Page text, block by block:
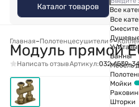
Каталог товаров
Все
Все
Ванны
Мебель
Мойки
Шторки
Главная–Полотенцесушители –
Модуль прямой
Написать отзывАртикул:032-1539-